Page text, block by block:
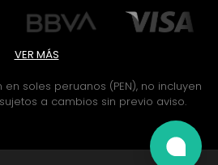
VER MÁS
soles peruanos (PEN), no incluyen
a cambios sin previo aviso.